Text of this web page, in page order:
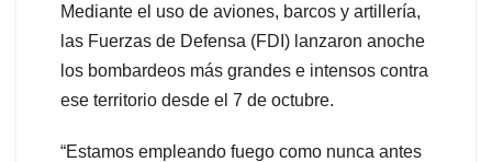
Mediante el uso de aviones, barcos y artillería,
las Fuerzas de Defensa (FDI) lanzaron anoche
los bombardeos más grandes e intensos contra
ese territorio desde el 7 de octubre.
“Estamos empleando fuego como nunca antes